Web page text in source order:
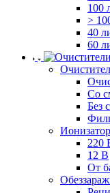
100
>
40
60
Cо
Без
220
12 В
От